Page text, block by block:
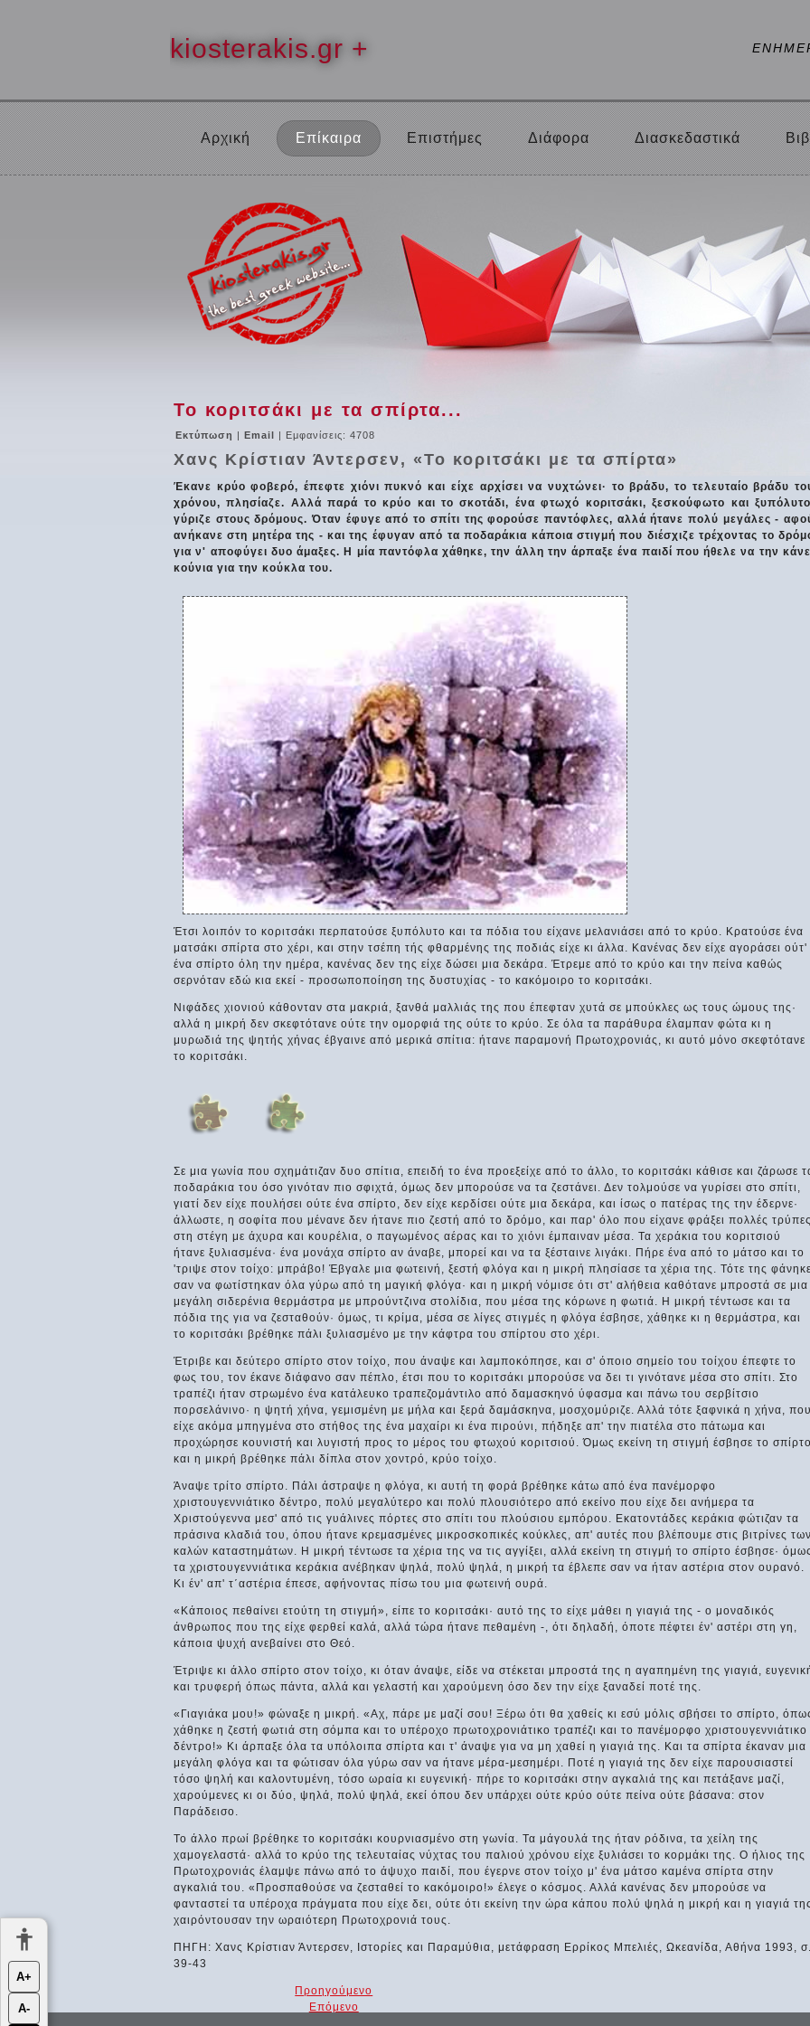
kiosterakis.gr +
Αρχική Επίκαιρα Επιστήμες Διάφορα Διασκεδαστικά
Το κοριτσάκι με τα σπίρτα...
Εκτύπωση | Email | Εμφανίσεις: 4708
Χανς Κρίστιαν Άντερσεν, «Το κοριτσάκι με τα σπίρτα»
Έκανε κρύο φοβερό, έπεφτε χιόνι πυκνό και είχε αρχίσει να νυχτώνει· το βράδυ, το τελευταίο βράδυ
χρόνου, πλησίαζε. Αλλά παρά το κρύο και το σκοτάδι, ένα φτωχό κοριτσάκι, ξεσκούφωτο και
γύριζε στους δρόμους. Όταν έφυγε από το σπίτι της φορούσε παντόφλες, αλλά ήτανε πολύ μεγάλες -
ανήκανε στη μητέρα της - και της έφυγαν από τα ποδαράκια κάποια στιγμή που διέσχιζε τρέχοντας το
για ν' αποφύγει δυο άμαξες. Η μία παντόφλα χάθηκε, την άλλη την άρπαξε ένα παιδί που ήθελε να την
κούνια για την κούκλα του.
Έτσι λοιπόν το κοριτσάκι περπατούσε ξυπόλυτο και τα πόδια του είχανε μελανιάσει από το κρύο. Κρατούσε ένα
ματσάκι σπίρτα στο χέρι, και στην τσέπη τής φθαρμένης της ποδιάς είχε κι άλλα. Κανένας δεν είχε αγοράσει ούτ'
ένα σπίρτο όλη την ημέρα, κανένας δεν της είχε δώσει μια δεκάρα. Έτρεμε από το κρύο και την πείνα καθώς
σερνόταν εδώ κια εκεί - προσωποποίηση της δυστυχίας - το κακόμοιρο το κοριτσάκι.
Νιφάδες χιονιού κάθονταν στα μακριά, ξανθά μαλλιάς της που έπεφταν χυτά σε μπούκλες ως τους ώμους της·
αλλά η μικρή δεν σκεφτότανε ούτε την ομορφιά της ούτε το κρύο. Σε όλα τα παράθυρα έλαμπαν φώτα κι η
μυρωδιά της ψητής χήνας έβγαινε από μερικά σπίτια: ήτανε παραμονή Πρωτοχρονιάς, κι αυτό μόνο σκεφτότανε
το κοριτσάκι.
Σε μια γωνία που σχημάτιζαν δυο σπίτια, επειδή το ένα προεξείχε από το άλλο, το κοριτσάκι κάθισε και ζάρωσε
ποδαράκια του όσο γινόταν πιο σφιχτά, όμως δεν μπορούσε να τα ζεστάνει. Δεν τολμούσε να γυρίσει στο σπίτι,
γιατί δεν είχε πουλήσει ούτε ένα σπίρτο, δεν είχε κερδίσει ούτε μια δεκάρα, και ίσως ο πατέρας της την έδερνε·
άλλωστε, η σοφίτα που μένανε δεν ήτανε πιο ζεστή από το δρόμο, και παρ' όλο που είχανε φράξει πολλές
στη στέγη με άχυρα και κουρέλια, ο παγωμένος αέρας και το χιόνι έμπαιναν μέσα. Τα χεράκια του κοριτσιού
ήτανε ξυλιασμένα· ένα μονάχα σπίρτο αν άναβε, μπορεί και να τα ξέσταινε λιγάκι. Πήρε ένα από το μάτσο και το
'τριψε στον τοίχο: μπράβο! Έβγαλε μια φωτεινή, ξεστή φλόγα και η μικρή πλησίασε τα χέρια της. Τότε της
σαν να φωτίστηκαν όλα γύρω από τη μαγική φλόγα· και η μικρή νόμισε ότι στ' αλήθεια καθότανε μπροστά σε μια
μεγάλη σιδερένια θερμάστρα με μπρούντζινα στολίδια, που μέσα της κόρωνε η φωτιά. Η μικρή τέντωσε και τα
πόδια της για να ζεσταθούν· όμως, τι κρίμα, μέσα σε λίγες στιγμές η φλόγα έσβησε, χάθηκε κι η θερμάστρα, και
το κοριτσάκι βρέθηκε πάλι ξυλιασμένο με την κάφτρα του σπίρτου στο χέρι.
Έτριβε και δεύτερο σπίρτο στον τοίχο, που άναψε και λαμποκόπησε, και σ' όποιο σημείο του τοίχου έπεφτε το
φως του, τον έκανε διάφανο σαν πέπλο, έτσι που το κοριτσάκι μπορούσε να δει τι γινότανε μέσα στο σπίτι. Στο
τραπέζι ήταν στρωμένο ένα κατάλευκο τραπεζομάντιλο από δαμασκηνό ύφασμα και πάνω του σερβίτσιο
πορσελάνινο· η ψητή χήνα, γεμισμένη με μήλα και ξερά δαμάσκηνα, μοσχομύριζε. Αλλά τότε ξαφνικά η χήνα,
είχε ακόμα μπηγμένα στο στήθος της ένα μαχαίρι κι ένα πιρούνι, πήδηξε απ' την πιατέλα στο πάτωμα και
προχώρησε κουνιστή και λυγιστή προς το μέρος του φτωχού κοριτσιού. Όμως εκείνη τη στιγμή έσβησε το
και η μικρή βρέθηκε πάλι δίπλα στον χοντρό, κρύο τοίχο.
Άναψε τρίτο σπίρτο. Πάλι άστραψε η φλόγα, κι αυτή τη φορά βρέθηκε κάτω από ένα πανέμορφο
χριστουγεννιάτικο δέντρο, πολύ μεγαλύτερο και πολύ πλουσιότερο από εκείνο που είχε δει ανήμερα τα
Χριστούγεννα μεσ' από τις γυάλινες πόρτες στο σπίτι του πλούσιου εμπόρου. Εκατοντάδες κεράκια φώτιζαν τα
πράσινα κλαδιά του, όπου ήτανε κρεμασμένες μικροσκοπικές κούκλες, απ' αυτές που βλέπουμε στις βιτρίνες
καλών καταστημάτων. Η μικρή τέντωσε τα χέρια της να τις αγγίξει, αλλά εκείνη τη στιγμή το σπίρτο έσβησε·
τα χριστουγεννιάτικα κεράκια ανέβηκαν ψηλά, πολύ ψηλά, η μικρή τα έβλεπε σαν να ήταν αστέρια στον ουρανό.
Κι έν' απ' τ΄αστέρια έπεσε, αφήνοντας πίσω του μια φωτεινή ουρά.
«Κάποιος πεθαίνει ετούτη τη στιγμή», είπε το κοριτσάκι· αυτό της το είχε μάθει η γιαγιά της - ο μοναδικός
άνθρωπος που της είχε φερθεί καλά, αλλά τώρα ήτανε πεθαμένη -, ότι δηλαδή, όποτε πέφτει έν' αστέρι στη γη,
κάποια ψυχή ανεβαίνει στο Θεό.
Έτριψε κι άλλο σπίρτο στον τοίχο, κι όταν άναψε, είδε να στέκεται μπροστά της η αγαπημένη της γιαγιά,
και τρυφερή όπως πάντα, αλλά και γελαστή και χαρούμενη όσο δεν την είχε ξαναδεί ποτέ της.
«Γιαγιάκα μου!» φώναξε η μικρή. «Αχ, πάρε με μαζί σου! Ξέρω ότι θα χαθείς κι εσύ μόλις σβήσει το σπίρτο,
χάθηκε η ζεστή φωτιά στη σόμπα και το υπέροχο πρωτοχρονιάτικο τραπέζι και το πανέμορφο χριστουγεννιάτικο
δέντρο!» Κι άρπαξε όλα τα υπόλοιπα σπίρτα και τ' άναψε για να μη χαθεί η γιαγιά της. Και τα σπίρτα έκαναν μια
μεγάλη φλόγα και τα φώτισαν όλα γύρω σαν να ήτανε μέρα-μεσημέρι. Ποτέ η γιαγιά της δεν είχε παρουσιαστεί
τόσο ψηλή και καλοντυμένη, τόσο ωραία κι ευγενική· πήρε το κοριτσάκι στην αγκαλιά της και πετάξανε μαζί,
χαρούμενες κι οι δύο, ψηλά, πολύ ψηλά, εκεί όπου δεν υπάρχει ούτε κρύο ούτε πείνα ούτε βάσανα: στον
Παράδεισο.
Το άλλο πρωί βρέθηκε το κοριτσάκι κουρνιασμένο στη γωνία. Τα μάγουλά της ήταν ρόδινα, τα χείλη της
χαμογελαστά· αλλά το κρύο της τελευταίας νύχτας του παλιού χρόνου είχε ξυλιάσει το κορμάκι της. Ο ήλιος της
Πρωτοχρονιάς έλαμψε πάνω από το άψυχο παιδί, που έγερνε στον τοίχο μ' ένα μάτσο καμένα σπίρτα στην
αγκαλιά του. «Προσπαθούσε να ζεσταθεί το κακόμοιρο!» έλεγε ο κόσμος. Αλλά κανένας δεν μπορούσε να
φανταστεί τα υπέροχα πράγματα που είχε δει, ούτε ότι εκείνη την ώρα κάπου πολύ ψηλά η μικρή και η γιαγιά
χαιρόντουσαν την ωραιότερη Πρωτοχρονιά τους.
ΠΗΓΗ: Χανς Κρίστιαν Άντερσεν, Ιστορίες και Παραμύθια, μετάφραση Ερρίκος Μπελιές, Ωκεανίδα, Αθήνα 1993,
39-43
Προηγούμενο
Επόμενο
Α+
Α-